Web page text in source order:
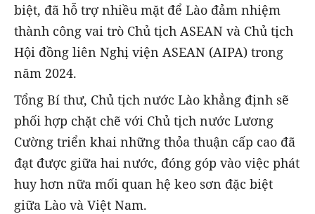
biệt, đã hỗ trợ nhiều mặt để Lào đảm nhiệm
thành công vai trò Chủ tịch ASEAN và Chủ tịch
Hội đồng liên Nghị viện ASEAN (AIPA) trong
năm 2024.
Tổng Bí thư, Chủ tịch nước Lào khẳng định sẽ
phối hợp chặt chẽ với Chủ tịch nước Lương
Cường triển khai những thỏa thuận cấp cao đã
đạt được giữa hai nước, đóng góp vào việc phát
huy hơn nữa mối quan hệ keo sơn đặc biệt
giữa Lào và Việt Nam.